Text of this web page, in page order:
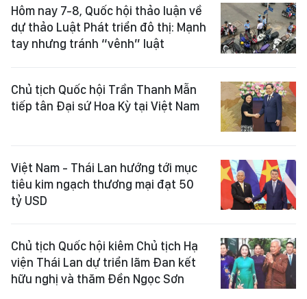
Hôm nay 7-8, Quốc hội thảo luận về
dự thảo Luật Phát triển đô thị: Mạnh
tay nhưng tránh “vênh” luật
Chủ tịch Quốc hội Trần Thanh Mẫn
tiếp tân Đại sứ Hoa Kỳ tại Việt Nam
Việt Nam - Thái Lan hướng tới mục
tiêu kim ngạch thương mại đạt 50
tỷ USD
Chủ tịch Quốc hội kiêm Chủ tịch Hạ
viện Thái Lan dự triển lãm Đan kết
hữu nghị và thăm Đền Ngọc Sơn